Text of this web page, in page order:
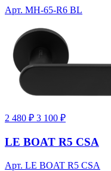
Арт. MH-65-R6 BL
2 480 ₽ 3 100 ₽
LE BOAT R5 CSA
Арт. LE BOAT R5 CSA